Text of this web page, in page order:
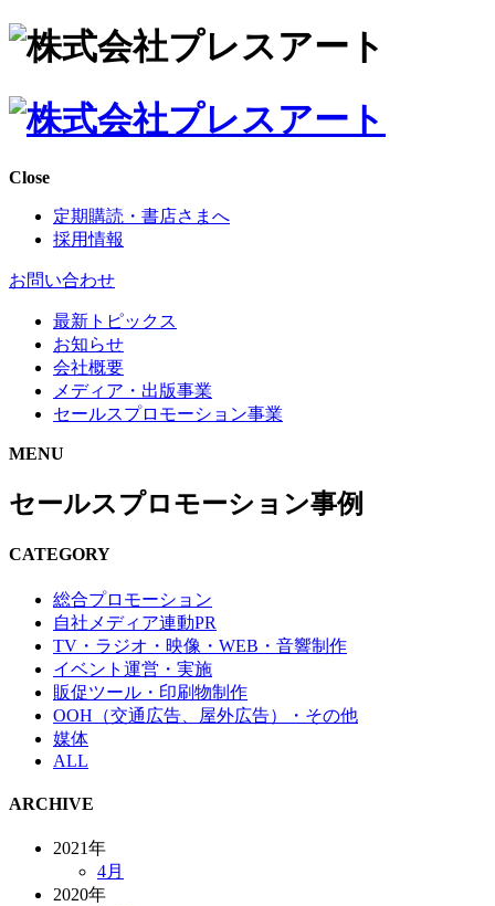
Close
定期購読・書店さまへ
採用情報
お問い合わせ
最新トピックス
お知らせ
会社概要
メディア・出版事業
セールスプロモーション事業
MENU
セールスプロモーション事例
CATEGORY
総合プロモーション
自社メディア連動PR
TV・ラジオ・映像・WEB・音響制作
イベント運営・実施
販促ツール・印刷物制作
OOH（交通広告、屋外広告）・その他
媒体
ALL
ARCHIVE
2021年
4月
2020年